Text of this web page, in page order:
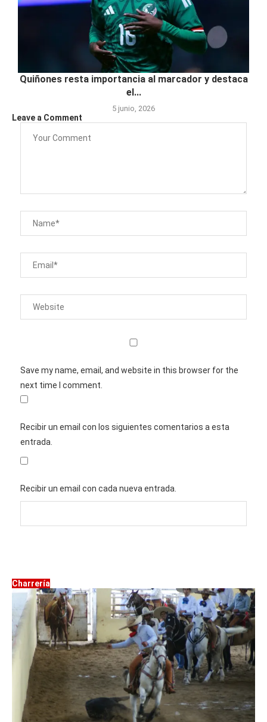
Quiñones resta importancia al marcador y destaca
el...
5 junio, 2026
Leave a Comment
Save my name, email, and website in this browser for the
next time I comment.
Recibir un email con los siguientes comentarios a esta
entrada.
Recibir un email con cada nueva entrada.
Charrería